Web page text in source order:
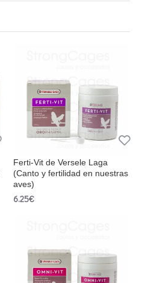
Ferti-Vit de Versele Laga
(Canto y fertilidad en nuestras
aves)
6.25€